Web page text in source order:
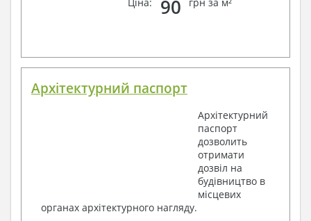
90
Архітектурний паспорт
Архітектурний
паспорт
дозволить
отримати
дозвіл на
будівництво в
місцевих
органах архітектурного нагляду.